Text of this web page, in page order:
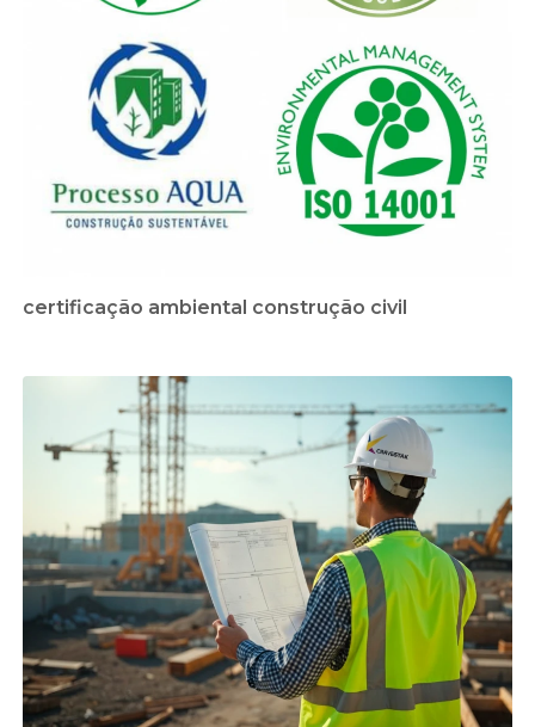
certificação ambiental construção civil